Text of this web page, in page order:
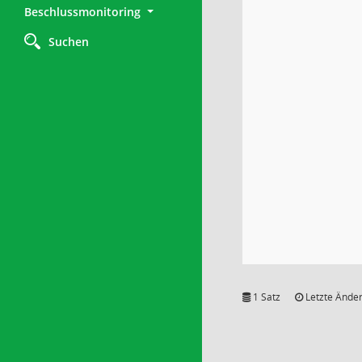
Beschlussmonitoring
Suchen
1 Satz Letzte